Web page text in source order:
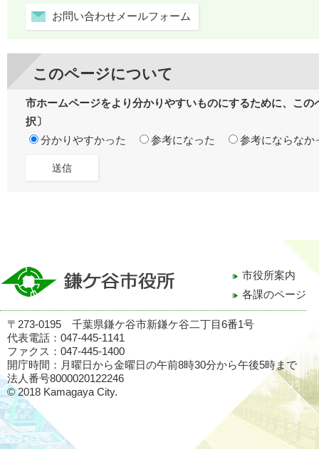
お問い合わせメールフォーム
このページについて
市ホームページをより分かりやすいものにするために、こ
択〕
分かりやすかった
参考になった 参考にならなか
市役所案内
各課のページ
〒273-0195 千葉県鎌ケ谷市新鎌ケ谷二丁目6番1号
代表電話：047-445-1141
ファクス：047-445-1400
開庁時間：月曜日から金曜日の午前8時30分から午後5時まで
法人番号8000020122246
© 2018 Kamagaya City.